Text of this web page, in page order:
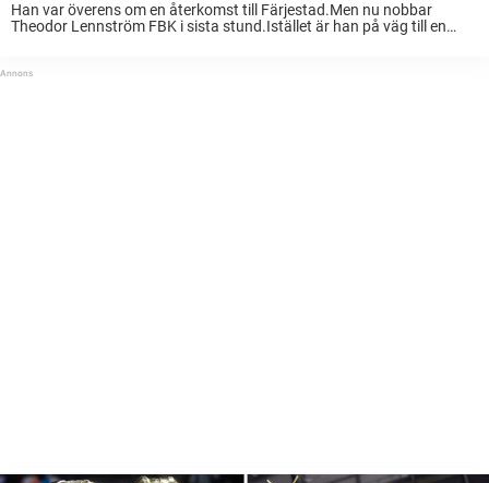
Han var överens om en återkomst till Färjestad.Men nu nobbar
Theodor Lennström FBK i sista stund.Istället är han på väg till en